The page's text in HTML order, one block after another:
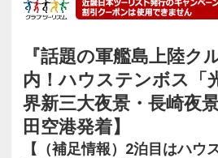
『話題の軍艦島上陸ク
内！ハウステンボス「
界新三大夜景・長崎夜
田空港発着】
【（補足情報）2泊目はハウ